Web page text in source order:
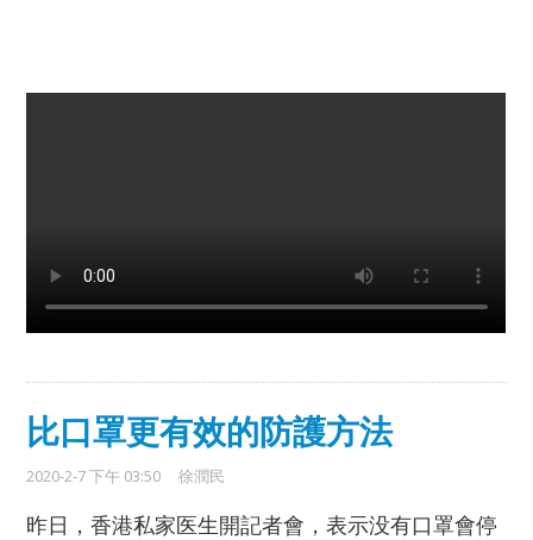
比口罩更有效的防護方法
2020-2-7 下午 03:50 徐潤民
昨日，香港私家医生開記者會，表示没有口罩會停